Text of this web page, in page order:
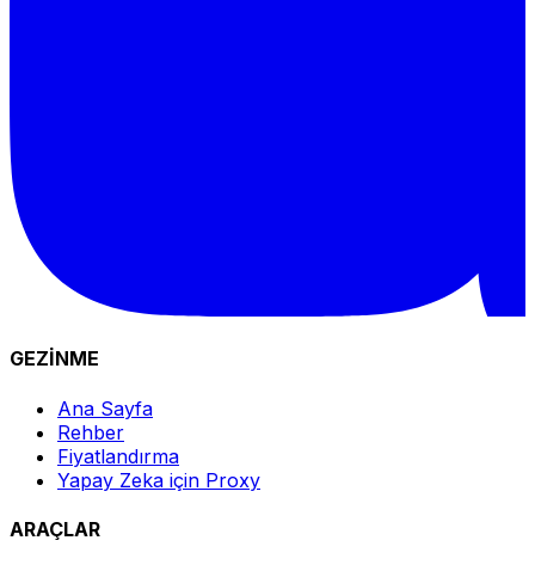
GEZİNME
Ana Sayfa
Rehber
Fiyatlandırma
Yapay Zeka için Proxy
ARAÇLAR